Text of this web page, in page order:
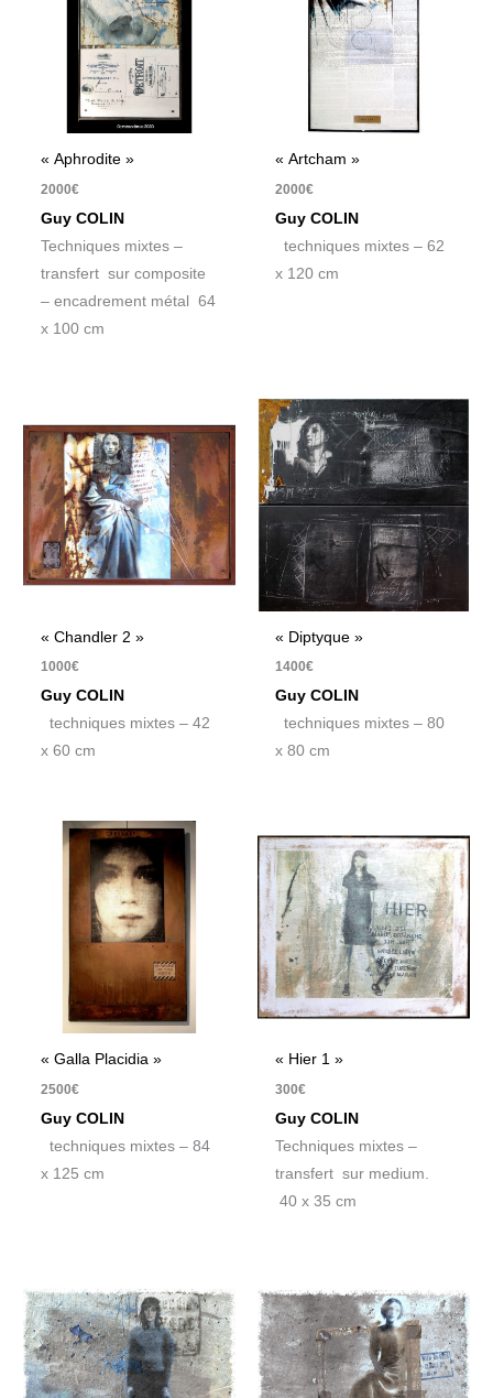
« Aphrodite »
2000€
Guy COLIN
Techniques mixtes –
transfert sur composite
– encadrement métal 64
x 100 cm
« Artcham »
2000€
Guy COLIN
techniques mixtes – 62
x 120 cm
« Chandler 2 »
1000€
Guy COLIN
techniques mixtes – 42
x 60 cm
« Diptyque »
1400€
Guy COLIN
techniques mixtes – 80
x 80 cm
« Galla Placidia »
2500€
Guy COLIN
techniques mixtes – 84
x 125 cm
« Hier 1 »
300€
Guy COLIN
Techniques mixtes –
transfert sur medium.
40 x 35 cm